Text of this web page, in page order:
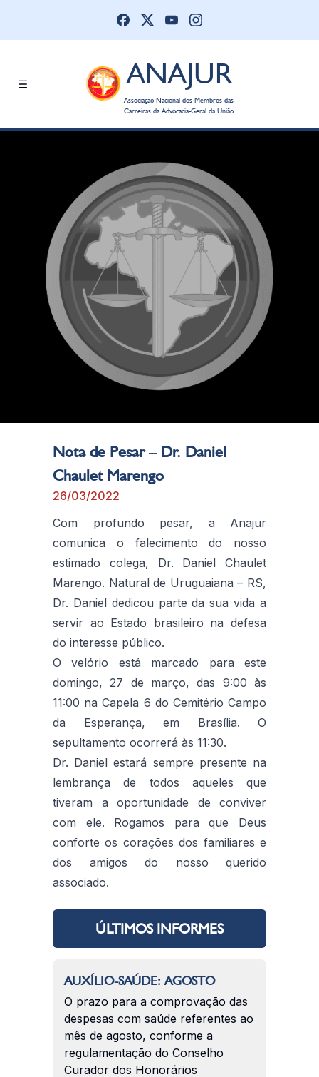
ANAJUR
Associação Nacional dos Membros das
Carreiras da Advocacia-Geral da União
Nota de Pesar – Dr. Daniel
Chaulet Marengo
26/03/2022
Com profundo pesar, a Anajur
comunica o falecimento do nosso
estimado colega, Dr. Daniel Chaulet
Marengo. Natural de Uruguaiana – RS,
Dr. Daniel dedicou parte da sua vida a
servir ao Estado brasileiro na defesa
do interesse público.
O velório está marcado para este
domingo, 27 de março, das 9:00 às
11:00 na Capela 6 do Cemitério Campo
da Esperança, em Brasília. O
sepultamento ocorrerá às 11:30.
Dr. Daniel estará sempre presente na
lembrança de todos aqueles que
tiveram a oportunidade de conviver
com ele. Rogamos para que Deus
conforte os corações dos familiares e
dos amigos do nosso querido
associado.
ÚLTIMOS INFORMES
AUXÍLIO-SAÚDE: AGOSTO
O prazo para a comprovação das
despesas com saúde referentes ao
mês de agosto, conforme a
regulamentação do Conselho
Curador dos Honorários